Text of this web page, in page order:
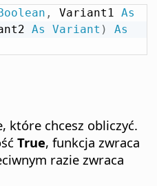
, Variant1 As
As Variant )
As
które chcesz obliczyć.
True, funkcja zwraca
razie zwraca